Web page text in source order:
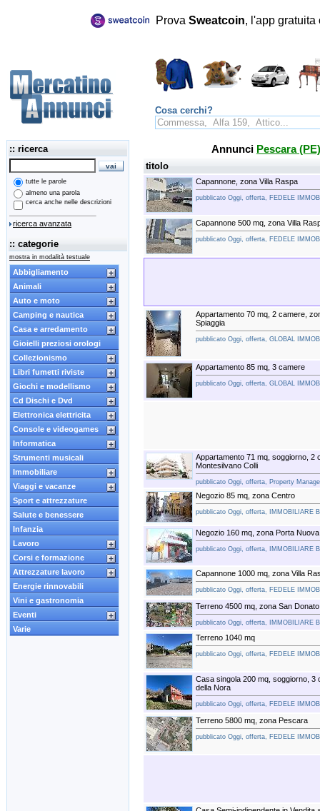
Prova Sweatcoin, l'app
Cosa cerchi?
:: ricerca
tutte le parole
almeno una parola
cerca anche nelle descrizioni
ricerca avanzata
:: categorie
mostra in modalità testuale
Abbigliamento
Animali
Auto e moto
Camping e nautica
Casa e arredamento
Gioielli preziosi orologi
Collezionismo
Libri fumetti riviste
Giochi e modellismo
Cd Dischi e Dvd
Elettronica elettricita
Console e videogames
Informatica
Strumenti musicali
Immobiliare
Viaggi e vacanze
Sport e attrezzature
Salute e benessere
Infanzia
Lavoro
Corsi e formazione
Attrezzature lavoro
Energie rinnovabili
Vini e gastronomia
Eventi
Varie
Annunci Pescara (PE)
titolo
Capannone, zona Villa Raspa
pubblicato Oggi, offerta, FEDELE
Capannone 500 mq, zona Villa
pubblicato Oggi, offerta, FEDELE
Appartamento 70 mq, 2 camere,
Spiaggia
pubblicato Oggi, offerta, GLOBAL
Appartamento 85 mq, 3 camere
pubblicato Oggi, offerta, GLOBAL
Appartamento 71 mq, soggiorno, 2
Montesilvano Colli
pubblicato Oggi, offerta, Property
Negozio 85 mq, zona Centro
pubblicato Oggi, offerta, IMMOBILIARE
Negozio 160 mq, zona Porta Nuova
pubblicato Oggi, offerta, IMMOBILIARE
Capannone 1000 mq, zona Villa
pubblicato Oggi, offerta, FEDELE
Terreno 4500 mq, zona San Donato
pubblicato Oggi, offerta, IMMOBILIARE
Terreno 1040 mq
pubblicato Oggi, offerta, FEDELE
Casa singola 200 mq, soggiorno, 3
della Nora
pubblicato Oggi, offerta, FEDELE
Terreno 5800 mq, zona Pescara
pubblicato Oggi, offerta, FEDELE